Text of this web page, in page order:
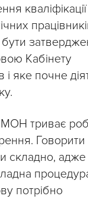
кваліфікації
Кабінету
і яке почне
МОН триває
складно,
потрібно